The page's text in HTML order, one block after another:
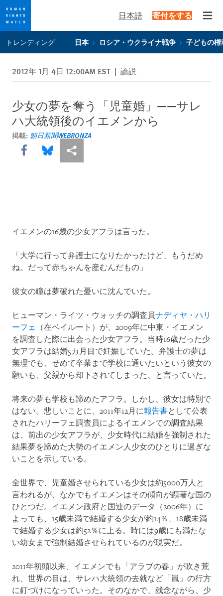
privacy
notice
content
日本語 寄付をする
トレンディング 日本 ロシア・ウクライナ戦争 子どもの権
2012年 1月 4日 12:00AM EST | 論説
少女の夢を奪う「児童婚」――サレ
ハ大統領後のイエメンから
掲載: 朝日新聞WEBRONZA
Share this via Facebook
Share this via Bluesky
More sharing options
イエメンの16歳の少女アフラは言った。
「大学に行って弁護士になりたかったけど、もうだめ
ね。だって赤ちゃんを産むんだもの」
彼女の瞳は夢破れた憂いに沈んでいた。
ヒューマン・ライツ・ウォッチの調査員ナディヤ・ハリ
ーフェ
（在ベイルート）が、2009年に中東・イエメン
を調査した際に出会った少女アフラ。当時16歳だった少
女アフラは結婚5カ月目で妊娠していた。弁護士の夢は
無理でも、せめて卒業まで学校に通いたいという彼女の
願いも、父親から却下されてしまった、と言っていた。
将来の夢も学校も諦めたアフラ。しかし、彼女は特別で
はない。悲しいことに、2011年12月に報告書として公表
されたハリーフェ調査員によるイエメンでの調査結果
は、前出の少女アフラが、少女時代に結婚を強制された
結果夢を諦めた大勢のイエメン人少女のひとりに過ぎな
いことを示している。
全世界で、児童婚させられている少女は約5000万人と
言われるが、なかでもイエメンはその傾向が顕著な国の
ひとつだ。イエメン政府と国連のデータ（2006年）に
よっても、15歳未満で結婚する少女が約14％、18歳未満
で結婚する少女は約52％に上る。時には9歳にも満たな
い幼女まで強制結婚させられているのが現実だ。
2011年初頭以来、イエメンでも「アラブの春」が吹き荒
れ、世界の目は、サレハ大統領の去就など「嵐」の行方
に釘づけになっていった。そのなかで、残念ながら、少